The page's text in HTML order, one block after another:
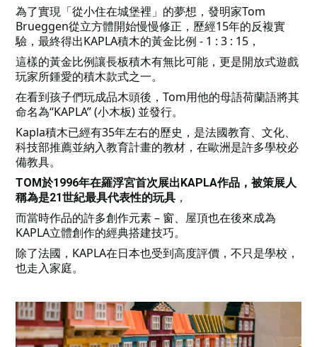
為了實現「從小住在城堡裡」的夢想，發明家Tom
Brueggen從立方體開始慢慢修正，歷經15年的反複實
驗，最終得出KAPLA積木的黃金比例 - 1 : 3 : 15，
這樣的黃金比例讓長板積木有無比可能，更是開放式遊戲
玩家所鍾愛的積木款式之一。
在看到孩子們玩成品木頭後，Tom用他的母語荷蘭語將其
命名為“KAPLA” (小木板) 並發行。
Kapla積木已經有35年左右的歷史，是法國教育、文化、
科技部推薦並納入教育計畫的教材，在歐洲是許多學校必
備教具。
TOM於1996年在羅浮宮首次展出KAPLA作品，被策展人
稱為是21世紀最具代表性的玩具 ，
而當時作品的許多創作元素 – 窗、屋頂也在後來成為
KAPLA立體創作的經典搭建技巧。
除了法國，KAPLA在日本也受到高度評價，不只是學校，
也走入家庭。